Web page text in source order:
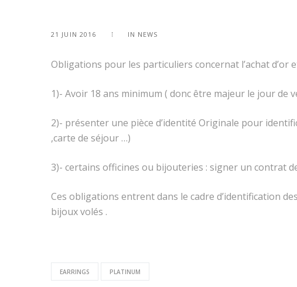
21 JUIN 2016 IN NEWS
Obligations pour les particuliers concernat l’achat d’or
1)- Avoir 18 ans minimum ( donc être majeur le jour de
2)- présenter une pièce d’identité Originale pour
,carte de séjour …)
3)- certains officines ou bijouteries : signer un contrat
Ces obligations entrent dans le cadre d’identification
bijoux volés .
EARRINGS PLATINUM